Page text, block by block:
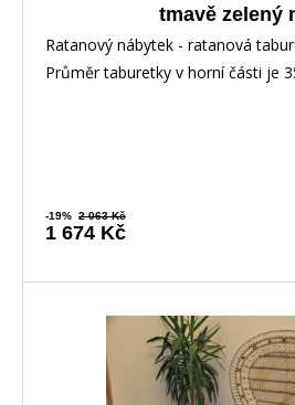
tmavě zelený
Ratanový nábytek - ratanová
Průměr taburetky v horní části je
-19% 2 063 Kč
1 674 Kč